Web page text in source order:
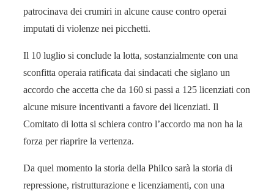
patrocinava dei crumiri in alcune cause contro operai
imputati di violenze nei picchetti.
Il 10 luglio si conclude la lotta, sostanzialmente con una
sconfitta operaia ratificata dai sindacati che siglano un
accordo che accetta che da 160 si passi a 125 licenziati con
alcune misure incentivanti a favore dei licenziati. Il
Comitato di lotta si schiera contro l’accordo ma non ha la
forza per riaprire la vertenza.
Da quel momento la storia della Philco sarà la storia di
repressione, ristrutturazione e licenziamenti, con una